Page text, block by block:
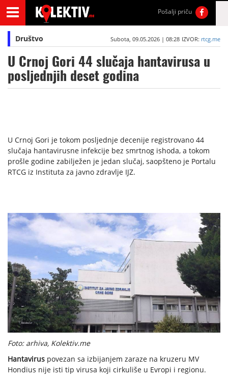
Pošalji priču
Društvo Subota, 09.05.2026 | 08:28 IZVOR: rtcg.me
U Crnoj Gori 44 slučaja hantavirusa u
posljednjih deset godina
U Crnoj Gori je tokom posljednje decenije registrovano 44
slučaja hantavirusne infekcije bez smrtnog ishoda, a tokom
prošle godine zabilježen je jedan slučaj, saopšteno je Portalu
RTCG iz Instituta za javno zdravlje IJZ.
Foto: arhiva, Kolektiv.me
Hantavirus povezan sa izbijanjem zaraze na kruzeru MV
Hondius nije isti tip virusa koji cirkuliše u Evropi i regionu.